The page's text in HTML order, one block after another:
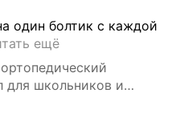
один болтик с каждой
ещё
для школьников и